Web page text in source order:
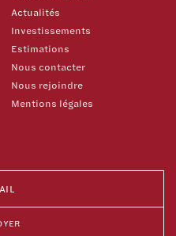
Actualités
Investissements
Estimations
Nous contacter
Nous rejoindre
Mentions légales